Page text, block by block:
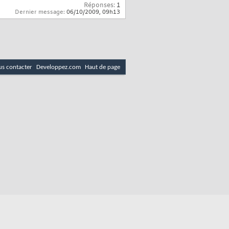
Réponses: 1
Dernier message: 06/10/2009, 09h13
contacter Developpez.com Haut de page